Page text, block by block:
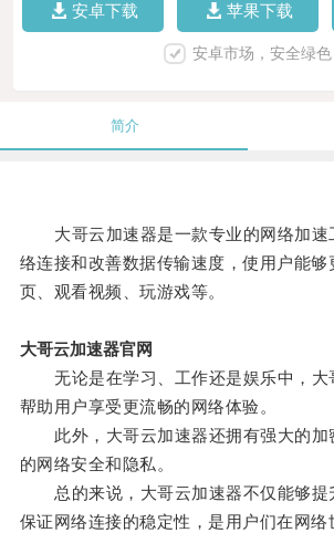
安卓下载 苹果下载
安卓市场，安全绿色
简介
大哥云加速器是一款专业的网络加速
络连接和改善数据传输速度，使用户能够
页、观看视频、玩游戏等。
大哥云加速器官网
无论是在学习、工作还是娱乐中，大
帮助用户享受更流畅的网络体验。
此外，大哥云加速器还拥有强大的加
的网络安全和隐私。
总的来说，大哥云加速器不仅能够提
保证网络连接的稳定性，是用户们在网络